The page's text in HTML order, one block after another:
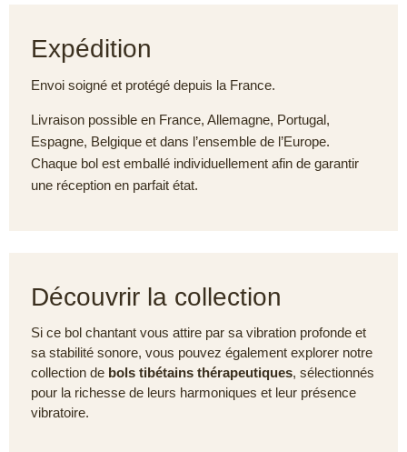
Expédition
Envoi soigné et protégé depuis la France.
Livraison possible en France, Allemagne, Portugal,
Espagne, Belgique et dans l’ensemble de l’Europe.
Chaque bol est emballé individuellement afin de garantir
une réception en parfait état.
Découvrir la collection
Si ce bol chantant vous attire par sa vibration profonde et
sa stabilité sonore, vous pouvez également explorer notre
collection de bols tibétains thérapeutiques, sélectionnés
pour la richesse de leurs harmoniques et leur présence
vibratoire.